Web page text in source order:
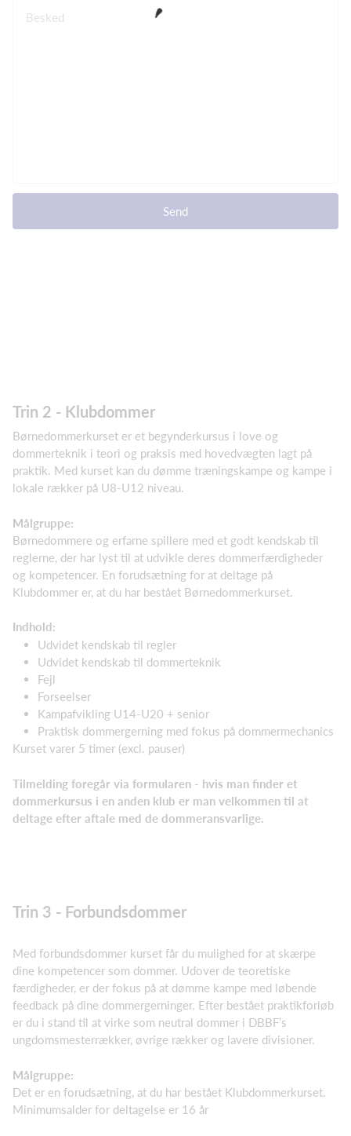
Besked
Send
Trin 2 - Klubdommer
Børnedommerkurset er et begynderkursus i love og
dommerteknik i teori og praksis med hovedvægten lagt på
praktik. Med kurset kan du dømme træningskampe og kampe i
lokale rækker på U8-U12 niveau.
Målgruppe:
Børnedommere og erfarne spillere med et godt kendskab til
reglerne, der har lyst til at udvikle deres dommerfærdigheder
og kompetencer. En forudsætning for at deltage på
Klubdommer er, at du har bestået Børnedommerkurset.
Indhold:
Udvidet kendskab til regler
Udvidet kendskab til dommerteknik
Fejl
Forseelser
Kampafvikling U14-U20 + senior
Praktisk dommergerning med fokus på dommermechanics
Kurset varer 5 timer (excl. pauser)
Tilmelding foregår via formularen - hvis man finder et
dommerkursus i en anden klub er man velkommen til at
deltage efter aftale med de dommeransvarlige.
Trin 3 - Forbundsdommer
Med forbundsdommer kurset får du mulighed for at skærpe
dine kompetencer som dommer. Udover de teoretiske
færdigheder, er der fokus på at dømme kampe med løbende
feedback på dine dommergerninger. Efter bestået praktikforløb
er du i stand til at virke som neutral dommer i DBBF’s
ungdomsmesterrækker, øvrige rækker og lavere divisioner.
Målgruppe:
Det er en forudsætning, at du har bestået Klubdommerkurset.
Minimumsalder for deltagelse er 16 år